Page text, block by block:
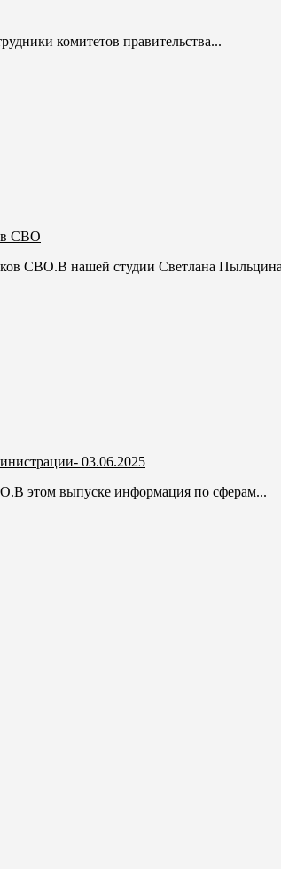
комитетов правительства...
СВО
СВО.В нашей студии Светлана
03.06.2025
этом выпуске информация по сферам...